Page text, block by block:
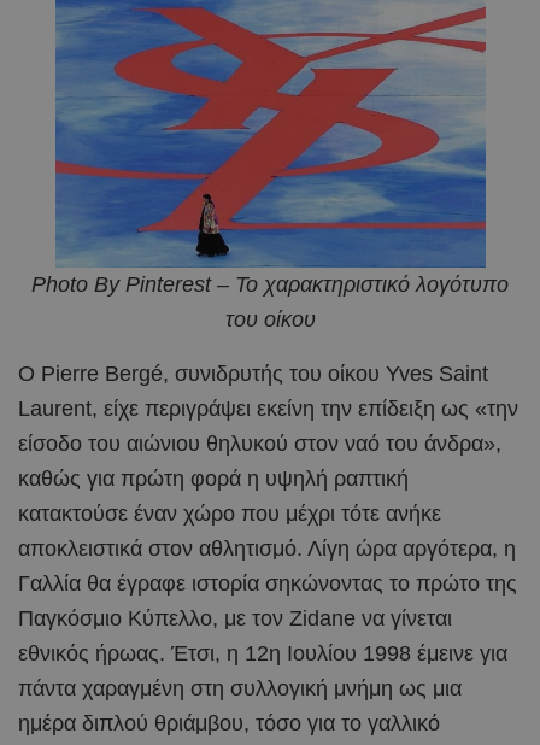
Photo By Pinterest – Το χαρακτηριστικό λογότυπο
του οίκου
Ο Pierre Bergé, συνιδρυτής του οίκου Yves Saint
Laurent, είχε περιγράψει εκείνη την επίδειξη ως «την
είσοδο του αιώνιου θηλυκού στον ναό του άνδρα»,
καθώς για πρώτη φορά η υψηλή ραπτική
κατακτούσε έναν χώρο που μέχρι τότε ανήκε
αποκλειστικά στον αθλητισμό. Λίγη ώρα αργότερα, η
Γαλλία θα έγραφε ιστορία σηκώνοντας το πρώτο της
Παγκόσμιο Κύπελλο, με τον Zidane να γίνεται
εθνικός ήρωας. Έτσι, η 12η Ιουλίου 1998 έμεινε για
πάντα χαραγμένη στη συλλογική μνήμη ως μια
ημέρα διπλού θριάμβου, τόσο για το γαλλικό